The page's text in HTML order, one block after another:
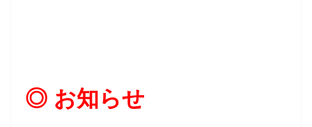
◎ お知らせ